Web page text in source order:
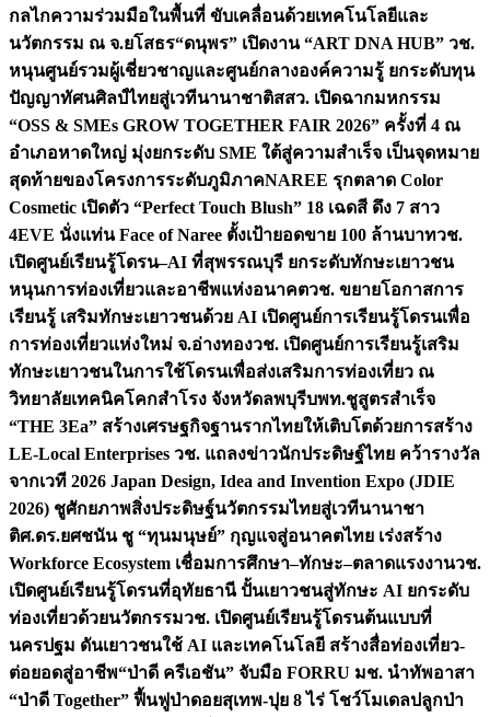
กลไกความร่วมมือในพื้นที่ ขับเคลื่อนด้วยเทคโนโลยีและ
นวัตกรรม ณ จ.ยโสธร“ดนุพร” เปิดงาน “ART DNA HUB” วช.
หนุนศูนย์รวมผู้เชี่ยวชาญและศูนย์กลางองค์ความรู้ ยกระดับทุน
ปัญญาทัศนศิลป์ไทยสู่เวทีนานาชาติสสว. เปิดฉากมหกรรม
“OSS & SMEs GROW TOGETHER FAIR 2026” ครั้งที่ 4 ณ
อำเภอหาดใหญ่ มุ่งยกระดับ SME ใต้สู่ความสำเร็จ เป็นจุดหมาย
สุดท้ายของโครงการระดับภูมิภาคNAREE รุกตลาด Color
Cosmetic เปิดตัว “Perfect Touch Blush” 18 เฉดสี ดึง 7 สาว
4EVE นั่งแท่น Face of Naree ตั้งเป้ายอดขาย 100 ล้านบาทวช.
เปิดศูนย์เรียนรู้โดรน–AI ที่สุพรรณบุรี ยกระดับทักษะเยาวชน
หนุนการท่องเที่ยวและอาชีพแห่งอนาคตวช. ขยายโอกาสการ
เรียนรู้ เสริมทักษะเยาวชนด้วย AI เปิดศูนย์การเรียนรู้โดรนเพื่อ
การท่องเที่ยวแห่งใหม่ จ.อ่างทองวช. เปิดศูนย์การเรียนรู้เสริม
ทักษะเยาวชนในการใช้โดรนเพื่อส่งเสริมการท่องเที่ยว ณ
วิทยาลัยเทคนิคโคกสำโรง จังหวัดลพบุรีบพท.ชูสูตรสำเร็จ
“THE 3Ea” สร้างเศรษฐกิจฐานรากไทยให้เติบโตด้วยการสร้าง
LE-Local Enterprises วช. แถลงข่าวนักประดิษฐ์ไทย คว้ารางวัล
จากเวที 2026 Japan Design, Idea and Invention Expo (JDIE
2026) ชูศักยภาพสิ่งประดิษฐ์นวัตกรรมไทยสู่เวทีนานาชา
ติศ.ดร.ยศชนัน ชู “ทุนมนุษย์” กุญแจสู่อนาคตไทย เร่งสร้าง
Workforce Ecosystem เชื่อมการศึกษา–ทักษะ–ตลาดแรงงานวช.
เปิดศูนย์เรียนรู้โดรนที่อุทัยธานี ปั้นเยาวชนสู่ทักษะ AI ยกระดับ
ท่องเที่ยวด้วยนวัตกรรมวช. เปิดศูนย์เรียนรู้โดรนต้นแบบที่
นครปฐม ดันเยาวชนใช้ AI และเทคโนโลยี สร้างสื่อท่องเที่ยว-
ต่อยอดสู่อาชีพ“ป่าดี ครีเอชัน” จับมือ FORRU มช. นำทัพอาสา
“ป่าดี Together” ฟื้นฟูป่าดอยสุเทพ-ปุย 8 ไร่ โชว์โมเดลปลูกป่า